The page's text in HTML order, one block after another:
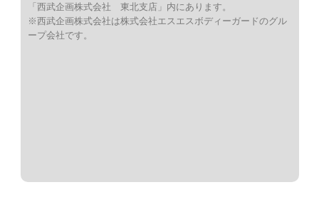
「西武企画株式会社 東北支店」内にあります。
※西武企画株式会社は株式会社エスエスボディーガードのグル
ープ会社です。